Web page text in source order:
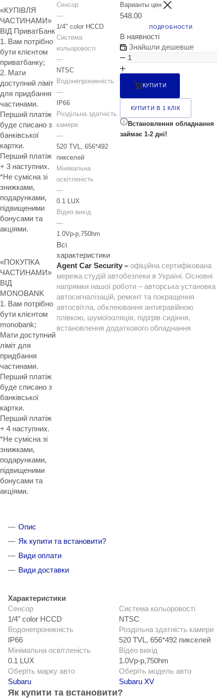
«КУПІВЛЯ
ЧАСТИНАМИ»
ВІД ПриватБанк
1. Вам потрібно
бути клієнтом
приватбанку;
2. Мати
доступний ліміт
для придбання
частинами.
Перший платіж
буде списано з
банківської
картки.
Перший платіж
+ 3 наступних.
*Не сумісна зі
знижками,
подарунками,
підвищеними
бонусами та
акціями.
«ПОКУПКА
ЧАСТИНАМИ»
ВІД
MONOBANK
1. Вам потрібно
бути клієнтом
monobank;
Мати доступний
ліміт для
придбання
частинами.
Перший платіж
буде списано з
банківської
картки.
Перший платіж
+ 4 наступних.
*Не сумісна зі
знижками,
подарунками,
підвищеними
бонусами та
акціями.
Сенсор
—
1/4" color HCCD
Система
кольоровості
—
NTSC
Водонепроникність
—
IP66
Роздільна здатність
камери
—
520 TVL, 656*492
пикселей
Мінімальна
освітленість
—
0.1 LUX
Відео вихід
—
1.0Vp-p,750hm
Всі
характеристики
Варианты цен
548.00
ПОДРОБНОСТИ
В наявності
Знайшли дешевше
КУПИТИ
КУПИТИ В 1 КЛІК
Встановлення обладнання
займає 1-2 дні!
Agent Car Security – офіційна сертифікована
мережа студій автобезпеки в Україні. Основні
напрямки нашої роботи – авторська установка
автосигналізацій, ремонт та покращення
автосвітла, обклеювання антигравійною
плівкою, шумоізоляція, підігрів сидіння,
встановлення додаткового обладнання
Опис
Як купити та встановити?
Види оплати
Види доставки
Характеристики
Сенсор
1/4" color HCCD
Система кольоровості
NTSC
Водонепроникність
IP66
Роздільна здатність камери
520 TVL, 656*492 пикселей
Мінімальна освітленість
0.1 LUX
Відео вихід
1.0Vp-p,750hm
Оберіть марку авто
Subaru
Оберіть модель авто
Subaru XV
Як купити та встановити?